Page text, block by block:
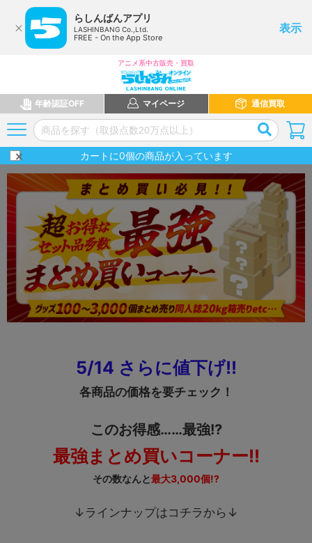
らしんばんアプリ
LASHINBANG Co.,Ltd.
FREE - On the App Store
表示
アニメ系中古販売・買取
年齢認証OFF マイページ 通信買取
カートに0個の商品が入っています
5/14 さらに値下げ!!
各商品の価格を要チェック！
このお得感……最強!?
最強まとめ買いコーナー!!
その数なんと最大3,000個!?
↓ラインナップはコチラから↓